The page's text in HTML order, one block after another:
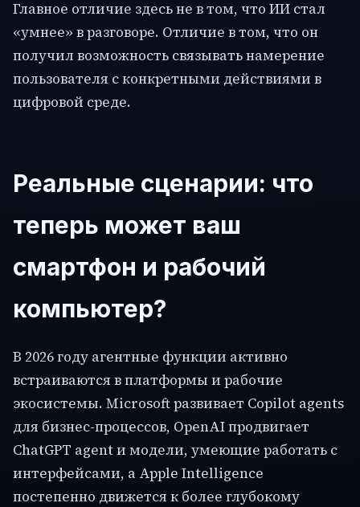
Главное отличие здесь не в том, что ИИ стал
«умнее» в разговоре. Отличие в том, что он
получил возможность связывать намерение
пользователя с конкретными действиями в
цифровой среде.
Реальные сценарии: что
теперь может ваш
смартфон и рабочий
компьютер?
В 2026 году агентные функции активно
встраиваются в платформы и рабочие
экосистемы. Microsoft развивает Copilot agents
для бизнес-процессов, OpenAI продвигает
ChatGPT agent и модели, умеющие работать с
интерфейсами, а Apple Intelligence
постепенно движется к более глубокому